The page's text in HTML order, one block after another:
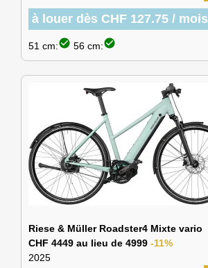
à louer dès CHF 127.75 / mois
51 cm:check_circle 56 cm:check_circle
Riese & Müller Roadster4 Mixte vario
CHF 4449 au lieu de 4999 -11%
2025